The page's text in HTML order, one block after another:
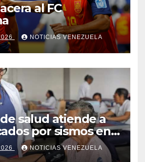
al FC
NOTICIAS VENEZUELA
salud atiende a
por sismos en
NOTICIAS VENEZUELA